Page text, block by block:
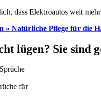
dass Elektroautos weit
» Natürliche Pflege für die
lügen? Sie sind
für